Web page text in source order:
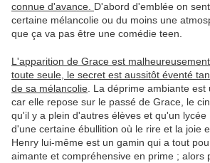
connue d'avance. D'abord d'emblée on
certaine mélancolie ou du moins une
que ça va pas être une comédie teen.
L'apparition de Grace est
toute seule, le secret est aussitôt éventé
de sa mélancolie . La déprime ambiante
car elle repose sur le passé de Grace, le
qu'il y a plein d'autres élèves et qu'un
d'une certaine ébullition où le rire et la joie
Henry lui-même est un gamin qui a tout
aimante et compréhensive en prime ; alors